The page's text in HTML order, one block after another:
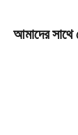
আমাদের